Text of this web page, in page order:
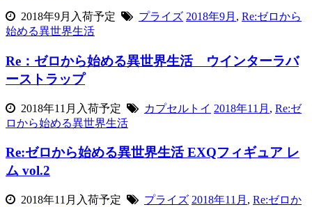
2018年9月入荷予定 プライズ 2018年9月 , Re:ゼロから
始める異世界生活
Re：ゼロから始める異世界生活 ウインターラバ
ーストラップ
2018年11月入荷予定 カプセルトイ 2018年11月 , Re:ゼ
ロから始める異世界生活
Re:ゼロから始める異世界生活 EXQフィギュア レ
ム vol.2
2018年11月入荷予定 プライズ 2018年11月 , Re:ゼロか